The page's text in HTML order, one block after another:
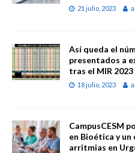
21 julio, 2023
Así queda el
presentados a
tras el MIR 2023
18 julio, 2023
CampusCESM
en Bioética y un
arritmias en